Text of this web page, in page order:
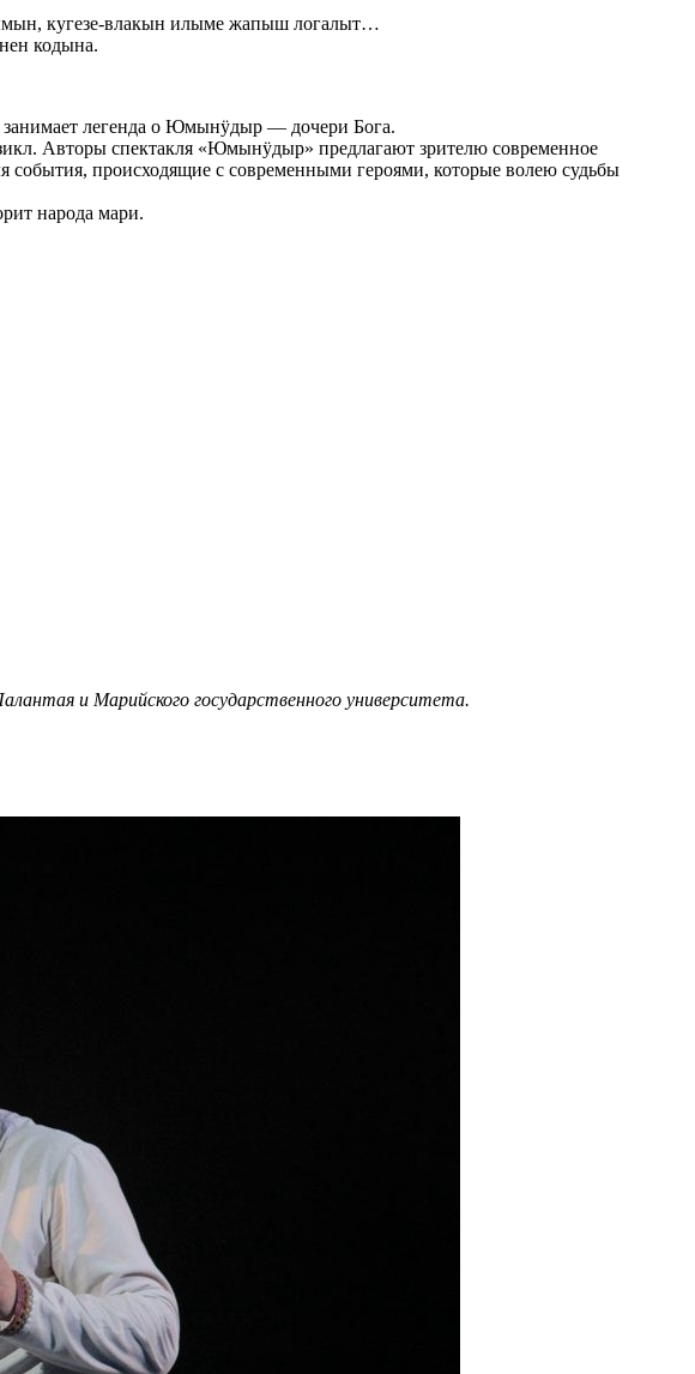
кугезе-влакын илыме жапыш логалыт…
кодына.
занимает легенда о Юмынÿдыр — дочери Бога.
Авторы спектакля «Юмынÿдыр» предлагают зрителю современное
события, происходящие с современными героями, которые волею судьбы
народа мари.
и Марийского государственного университета.